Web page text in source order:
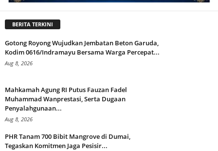
BERITA TERKINI
Gotong Royong Wujudkan Jembatan Beton Garuda,
Kodim 0616/Indramayu Bersama Warga Percepat...
Aug 8, 2026
Mahkamah Agung RI Putus Fauzan Fadel
Muhammad Wanprestasi, Serta Dugaan
Penyalahgunaan...
Aug 8, 2026
PHR Tanam 700 Bibit Mangrove di Dumai,
Tegaskan Komitmen Jaga Pesisir...